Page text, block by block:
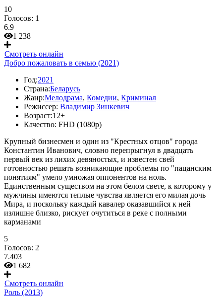
10
Голосов: 1
6.9
1 238
Смотреть онлайн
Добро пожаловать в семью (2021)
Год:2021
Страна:Беларусь
Жанр:Мелодрама, Комедии, Криминал
Режиссер: Владимир Зинкевич
Возраст:12+
Качество: FHD (1080p)
Крупный бизнесмен и один из "Крестных отцов" города
Константин Иванович, словно перепрыгнул в двадцать
первый век из лихих девяностых, и известен свей
готовностью решать возникающие проблемы по "пацанским
понятиям" умело умножая оппонентов на ноль.
Единственным существом на этом белом свете, к которому у
мужчины имеются теплые чувства является его милая дочь
Мира, и поскольку каждый кавалер оказавшийся к ней
излишне близко, рискует очутиться в реке с полными
карманами
5
Голосов: 2
7.403
1 682
Смотреть онлайн
Роль (2013)